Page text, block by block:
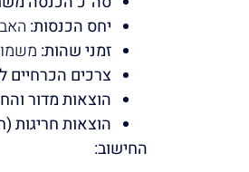
יחס הכנסות: האב 60%, האם 40%.
זמני שהות:
צרכים הכרחיים
הוצאות מדור
הוצאות חריגות
החישוב: